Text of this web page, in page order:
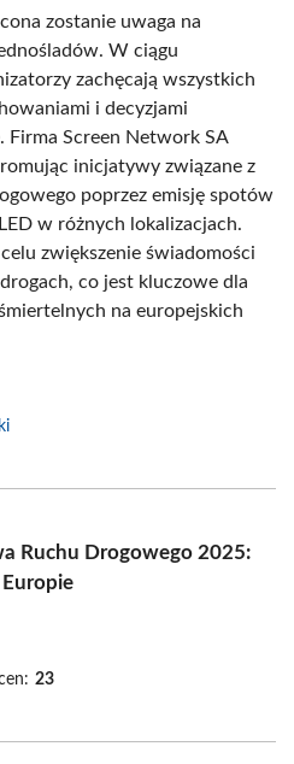
zostanie uwaga na
W ciągu
zachęcają wszystkich
i decyzjami
Firma Screen Network SA
inicjatywy związane z
poprzez emisję spotów
w różnych lokalizacjach.
zwiększenie świadomości
co jest kluczowe dla
na europejskich
Ruchu Drogowego 2025:
23